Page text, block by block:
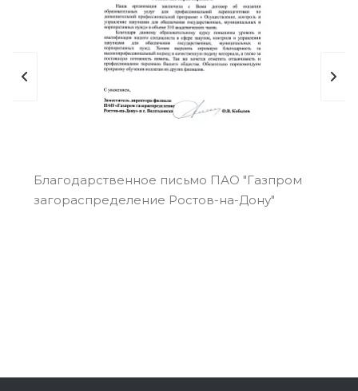
Благодарственное письмо ПАО "Газпром
загораспределение Ростов-на-Дону"